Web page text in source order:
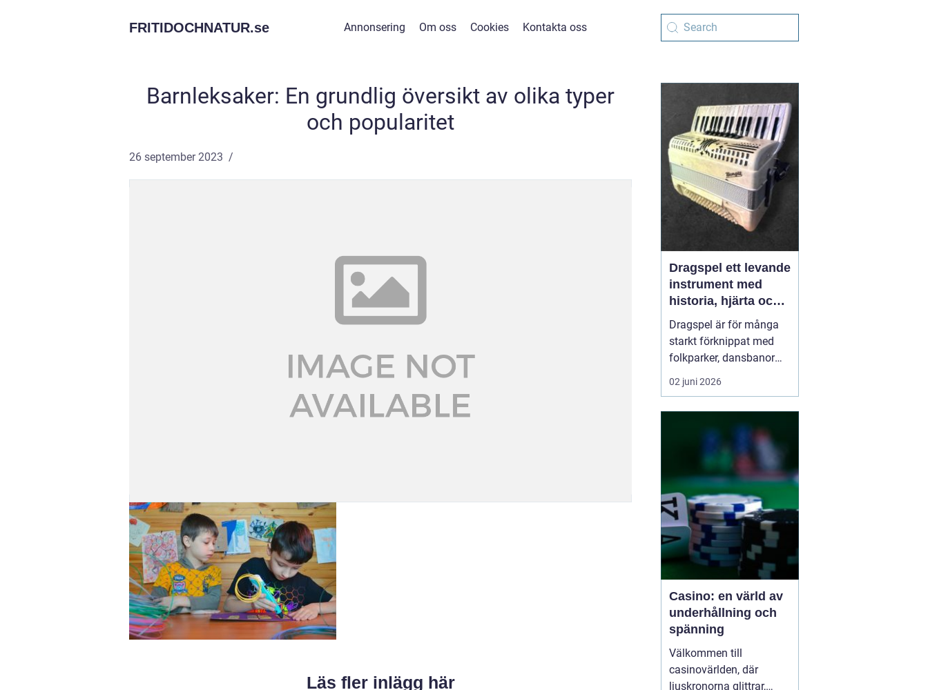
FRITIDOCHNATUR.se Annonsering Om oss Cookies Kontakta oss
Barnleksaker: En grundlig översikt av olika typer
och popularitet
26 september 2023
Läs fler inlägg här
Dragspel ett levande
instrument med
historia, hjärta och
möjligheter
Dragspel är för många
starkt förknippat med
folkparker, dansbanor
och långa
sommarnätter. Men
mer mångsidigt än så. I
används dragspel
allt f...
02 juni 2026
Casino: en värld av
underhållning och
spänning
Välkommen till
casinovärlden, där
ljuskronorna glittrar,